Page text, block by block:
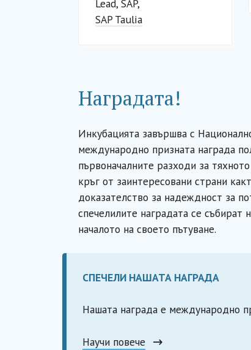
Lead, SAP
SAP Taulia
Наградата!
Инкубацията завършва с
международно призната награда
първоначалните разходи за
кръг от заинтересовани страни
доказателство за надеждност за
спечелилите наградата се
началото на своето пътуване.
СПЕЧЕЛИ НАШАТА НАГРАДА
Нашата награда е международно
Научи повече